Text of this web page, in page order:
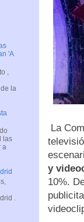
La
y
10%.
'A
,
la
las
a
.